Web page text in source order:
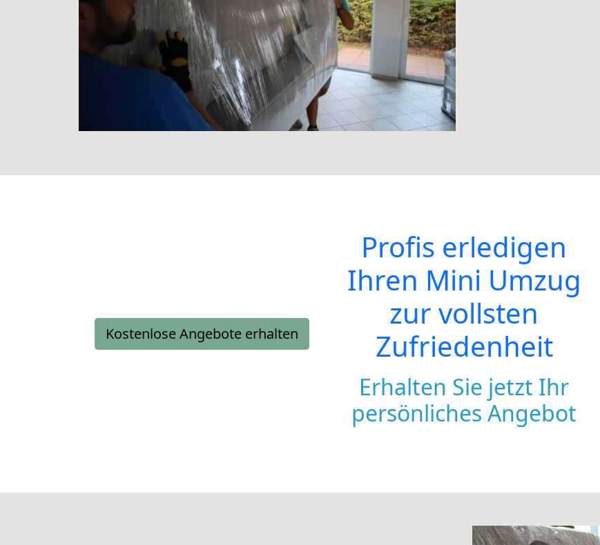
Kostenlose Angebote erhalten
Profis erledigen
Ihren Mini Umzug
zur vollsten
Zufriedenheit
Erhalten Sie jetzt Ihr
persönliches Angebot